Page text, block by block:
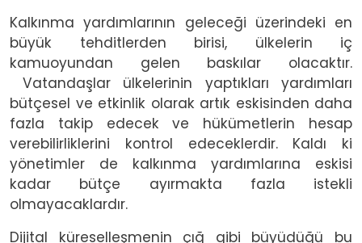
Kalkınma yardımlarının geleceği üzerindeki en
büyük tehditlerden birisi, ülkelerin iç
kamuoyundan gelen baskılar olacaktır.
Vatandaşlar ülkelerinin yaptıkları yardımları
bütçesel ve etkinlik olarak artık eskisinden daha
fazla takip edecek ve hükümetlerin hesap
verebilirliklerini kontrol edeceklerdir. Kaldı ki
yönetimler de kalkınma yardımlarına eskisi
kadar bütçe ayırmakta fazla istekli
olmayacaklardır.
Dijital küreselleşmenin çığ gibi büyüdüğü bu